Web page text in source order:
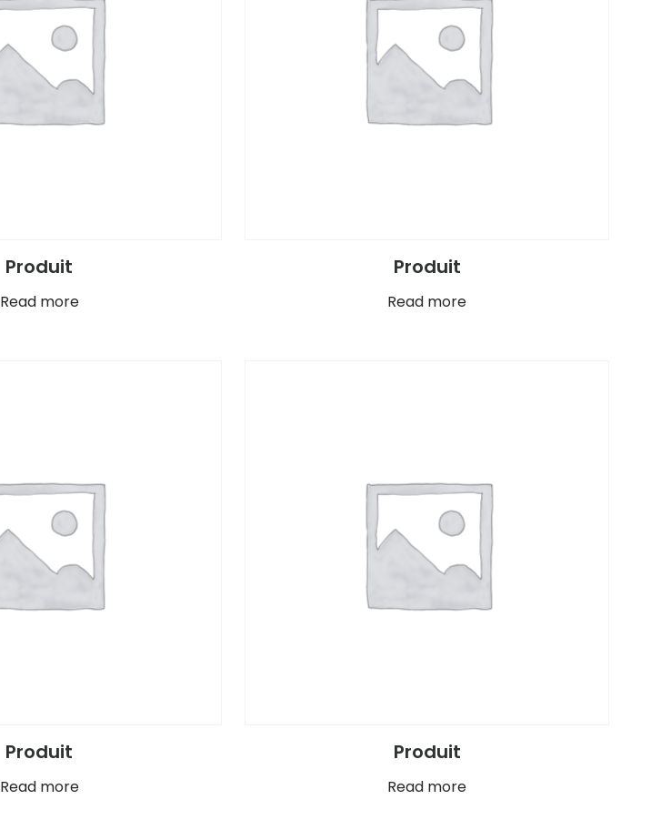
Produit
Read more
Produit
Read more
Produit
Read more
Produit
Read more